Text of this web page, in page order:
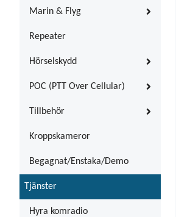
Marin & Flyg
Repeater
Hörselskydd
POC (PTT Over Cellular)
Tillbehör
Kroppskameror
Begagnat/Enstaka/Demo
Tjänster
Hyra komradio